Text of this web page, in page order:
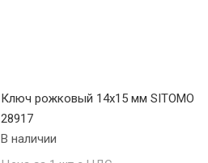
Ключ рожковый 14х15 мм SITOMO
28917
В наличии